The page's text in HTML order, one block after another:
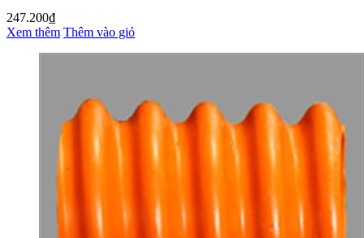
247.200₫
Xem thêm Thêm vào giỏ